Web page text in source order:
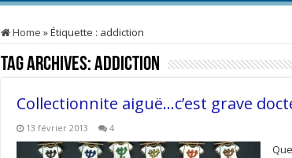
Home »Étiquette : addiction
Tag Archives:addiction
Collectionnite aiguë…c’est grave
13 février 2013 4